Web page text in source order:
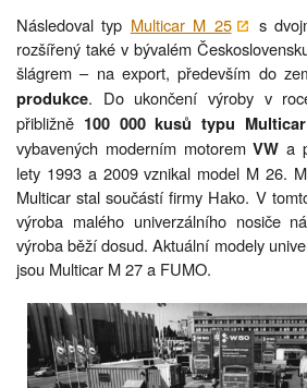
Následoval typ Multicar M 25
s
rozšířený také v bývalém
šlágrem – na export, především do
produkce. Do ukončení výroby v
přibližně 100 000 kusů typu
vybavených moderním motoremVW a
lety 1993 a 2009 vznikal model M 26.
Multicar stal součástí firmy Hako. V
výroba malého univerzálního nosiče
výroba běží dosud. Aktuální modely
jsou Multicar M 27 a FUMO.